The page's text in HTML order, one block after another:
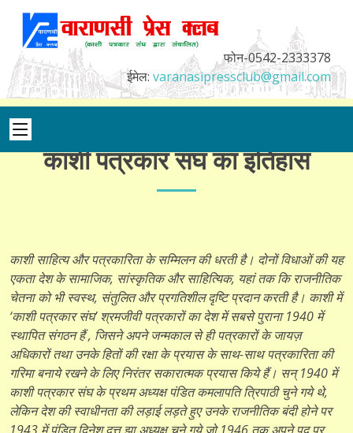
फोन-0542-2333378
ईमेल: varanasipressclub@gmail.com
काशी पत्रकार संघ का इतिहास
काशी साहित्य और पत्रकारिता के सम्मिलन की धरती है। दोनों विधाओं की यह
एकता देश के सामाजिक, सांस्कृतिक और साहित्यिक, यहां तक कि राजनीतिक
चेतना को भी स्वस्थ, संतुलित और प्रगतिशील दृष्टि प्रदान करती है। काशी में
‘काशी पत्रकार संघ’ श्रमजीवी पत्रकारों का देश में सबसे पुराना 1940 में
स्थापित संगठन हैं , जिसने अपने जन्मकाल से ही पत्रकारों के जायज़
अधिकारों तथा उनके हितों की रक्षा के प्रयास के साथ-साथ पत्रकारिता की
गरिमा बनाये रखने के लिए निरंतर सकारात्मक प्रयास किये हैं। सन् 1940 में
काशी पत्रकार संघ के प्रथम अध्यक्ष पंडित कमलापति त्रिपाठी चुने गये थे,
लेकिन देश की स्वाधीनता की लड़ाई लड़ते हुए उनके राजनीतिक बंदी होने पर